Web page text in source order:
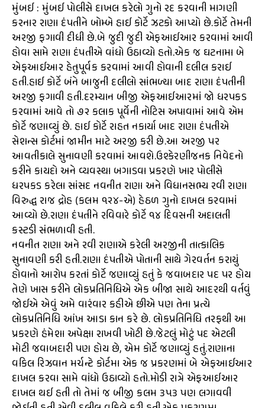
મુંબઈ : મુંબઈ પોલીસે દાખલ કરેલો ગુનો રદ કરવાની માગણી
કરનાર રાણા દંપતીને બોમ્બે હાઈ કોર્ટે ઝટકો આપ્યો છે.કોર્ટે તેમની
અરજી ફગાવી દીધી છે.બે જુદી જુદી એફઆઈઆર કરવામાં આવી
હોવા સામે રાણા દંપતીએ વાંધો ઉઠાવ્યો હતો.એક જ ઘટનામા બે
એફઆઈઆર હેતુપૂર્વક કરવામાં આવી હોવાની દલીલ કરાઈ
હતી.હાઈ કોર્ટે બંને બાજુની દલીલો સાંભળ્યા બાદ રાણા દંપતીની
અરજી ફગાવી હતી.દરમ્યાન બીજી એફઆઈઆરમાં જો ધરપકડ
કરવામાં આવે તો ૭૨ કલાક પૂર્વેની નોટિસ અપાવામાં આવે એમ
કોર્ટે જણાવ્યું છે. હાઈ કોર્ટે રાહત નકાર્યા બાદ રાણા દંપતીએ
સેશન્સ કોર્ટમાં જામીન માટે અરજી કરી છે.આ અરજી પર
આવતીકાલે સુનાવણી કરવામાં આવશે.ઉશ્કેરણીજનક નિવેદનો
કરીને કાયદો અને વ્યવસ્થા બગાડવા પ્રકરણે ખાર પોલીસે
ધરપકડ કરેલા સાંસદ નવનીત રાણા અને વિધાનસભ્ય રવી રાણા
વિરુદ્ધ રાજ દ્રોહ (કલમ ૧૨૪-એ) હેઠળ ગુનો દાખલ કરવામાં
આવ્યો છે.રાણા દંપતીને રવિવારે કોર્ટે ૧૪ દિવસની અદાલતી
કસ્ટડી સંભળાવી હતી.
નવનીત રાણા અને રવી રાણાએ કરેલી અરજીની તાત્કાલિક
સુનાવણી કરી હતી.રાણા દંપતીએ પોતાની સાથે ગેરવર્તન કરાયું
હોવાનો આરોપ કરતાં કોર્ટે જણાવ્યું હતું કે જવાબદાર પદ પર હોય
તેણે ખાસ કરીને લોકપ્રતિનિધિએ એક બીજા સાથે આદરથી વર્તવું
જોઈએ એવું અમે વારંવાર કહીએ છીએ પણ તેના પ્રત્યે
લોકપ્રતિનિધિ આંખ આડા કાન કરે છે. લોકપ્રતિનિધિ તરફથી આ
પ્રકરણે હંમેશા અપેક્ષા રાખવી ખોટી છે.જેટલું મોટું પદ એટલી
મોટી જવાબદારી પણ હોય છે, એમ કોર્ટે જણાવ્યું હતું.રાણાના
વકિલ રિઝવાન મર્ચન્ટે કોર્ટમા એક જ પ્રકરણમાં બે એફઆઈઆર
દાખલ કરવા સામે વાંધો ઉઠાવ્યો હતો.મોડી રાત્રે એફઆઈઆર
દાખલ થઈ હતી તો તેમાં જ બીજી કલમ ૩૫૩ પણ લગાવવી